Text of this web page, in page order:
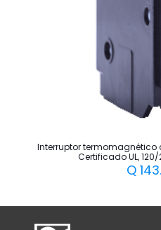
Interruptor termomagnético
Certificado UL, 120/
Q